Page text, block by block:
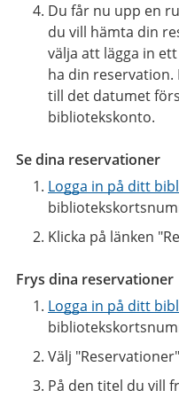
Du får nu upp en
du vill hämta din
välja att lägga in
ha din
till det datumet
bibliotekskonto.
Se dina reservationer
Logga in på ditt
Klicka på länken
Frys dina reservationer
Logga in på ditt
Välj
På den titel du vill